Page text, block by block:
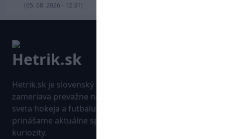
(05. 08. 2026 - 12:31)
Hetrik.sk je slovenský športový portál, ktorý sa
zameriava prevažne na najnovšie informácie zo
sveta hokeja a futbalu. Pravidelne na dennej báze
prinášame aktuálne správy, góly, zaujímavosti a
kuriozity.